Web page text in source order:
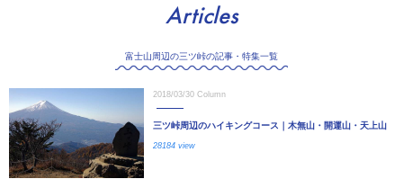
Articles
富士山周辺の三ツ峠の記事・特集一覧
2018/03/30 Column
三ツ峠周辺のハイキングコース｜木無山・開運山・天上山
28184 view